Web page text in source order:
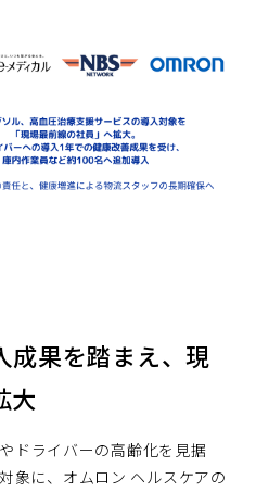
成果を踏まえ、現
大
ドライバーの高齢化を見据
象に、オムロン ヘルスケアの